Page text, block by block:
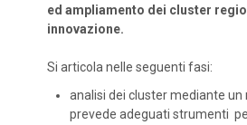
ed ampliamento dei cluster
innovazione.
Si articola nelle seguenti fasi:
analisi dei cluster mediante un
prevede adeguati strumenti